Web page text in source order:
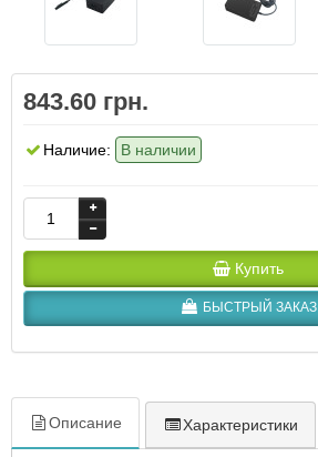
843.60 грн.
Наличие: В наличии
Купить
БЫСТРЫЙ ЗАКАЗ
Описание Характеристики